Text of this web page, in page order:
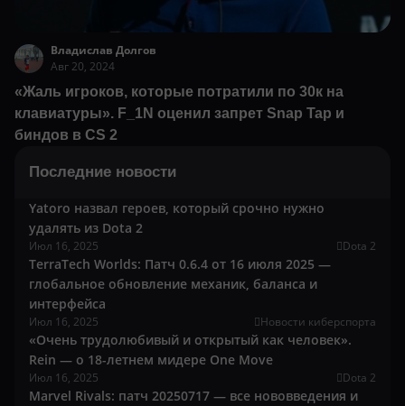
Владислав Долгов
Авг 20, 2024
«Жаль игроков, которые потратили по 30к на
клавиатуры». F_1N оценил запрет Snap Tap и
биндов в CS 2
Последние новости
Yatoro назвал героев, который срочно нужно
удалять из Dota 2
Июл 16, 2025 Dota 2
TerraTech Worlds: Патч 0.6.4 от 16 июля 2025 —
глобальное обновление механик, баланса и
интерфейса
Июл 16, 2025 Новости киберспорта
«Очень трудолюбивый и открытый как человек».
Rein — о 18-летнем мидере One Move
Июл 16, 2025 Dota 2
Marvel Rivals: патч 20250717 — все нововведения и